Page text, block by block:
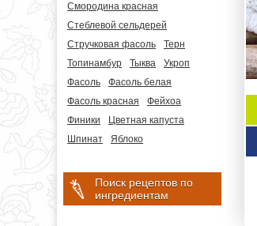
Смородина красная
Стеблевой сельдерей
Стручковая фасоль
Терн
Топинамбур
Тыква
Укроп
Фасоль
Фасоль белая
Фасоль красная
Фейхоа
Финики
Цветная капуста
Шпинат
Яблоко
Поиск рецептов по
ингредиентам